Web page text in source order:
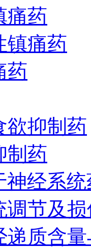
痛药
镇痛药
药
欲抑制药
制药
神经系统
调节及
递质含